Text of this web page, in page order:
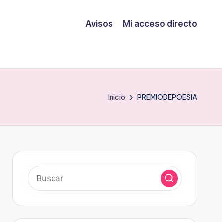
Avisos Mi acceso directo
Inicio PREMIODEPOESIA